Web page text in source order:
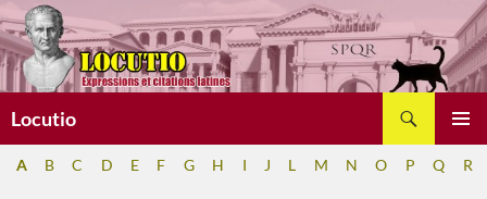
Aller
au
contenu
Locutio
A B C D E F G H I J L M N O P Q R